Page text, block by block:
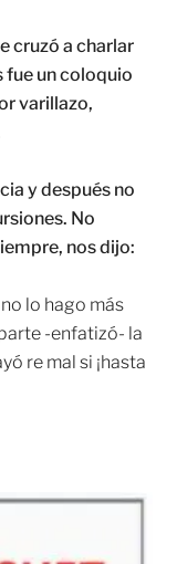
cruzó a charlar
fue un coloquio
varillazo,
y después no
No
nos dijo:
lo hago más
-enfatizó- la
re mal si ¡hasta